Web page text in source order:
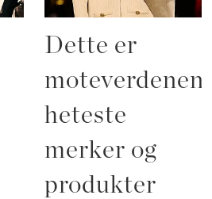
Dette er
heteste
merker og
produkter